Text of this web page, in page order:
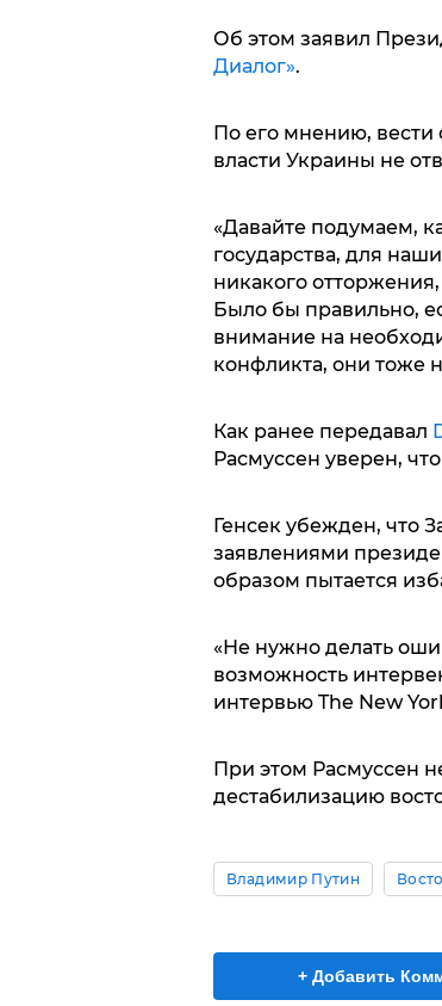
Об этом заявил
Диалог».
По его мнению, вести
власти Украины не
«Давайте подумаем,
государства, для
никакого
Было бы правильно,
внимание на
конфликта, они тоже
Как ранее передавал
Расмуссен уверен,
Генсек убежден, что
заявлениями
образом пытается
«Не нужно делать
возможность
интервью The New
При этом Расмуссен
дестабилизацию
Владимир Путин
+ Добавить